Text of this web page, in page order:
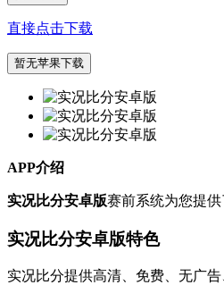
直接点击下载
暂无苹果下载
APP介绍
实况比分安卓版赛前系统为您提
实况比分安卓版特色
实况比分提供高清、免费、无广